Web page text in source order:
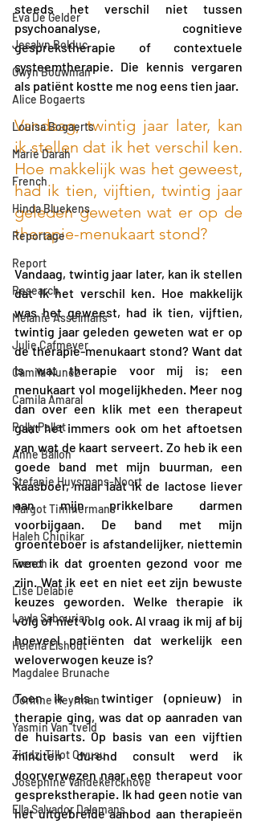
Eva De Gelder
Jesalyn Bolduc
Gwyn Bouwman
Alice Bogaerts
Louisa Bogaerts
Marie Darah
French
Hinda Bluekens
Reportage
Report
Research
Melanie Asselmans
Julie Cafmeyer
Camila Nunez
Camila Amaral
Polly Pollet
Anne Ballon
Stefanie Huysmans-Noort
Margot Timmermans
Haleh Chinikar
French
Lise Delabie
Layla Sabourian
Helena Elshout
Magdalee Brunache
Corinne Heyrman
Yasmin Van 'tveld
Zindzi Tillot Owusu
Joséphine Vandekerckhove
Ella Salvador Dalemans
steeds het verschil niet tussen
psychoanalyse, cognitieve
gesprekstherapie of contextuele
systeemtherapie. Die kennis vergaren
als patiënt kostte me nog eens tien jaar.
Vandaag, twintig jaar later, kan
ik stellen dat ik het verschil ken.
Hoe makkelijk was het geweest,
had ik tien, vijftien, twintig jaar
geleden geweten wat er op de
therapie-menukaart stond?
Vandaag, twintig jaar later, kan ik stellen
dat ik het verschil ken. Hoe makkelijk
was het geweest, had ik tien, vijftien,
twintig jaar geleden geweten wat er op
de therapie-menukaart stond? Want dat
is wat therapie voor mij is; een
menukaart vol mogelijkheden. Meer nog
dan over een klik met een therapeut
gaat het immers ook om het aftoetsen
van wat de kaart serveert. Zo heb ik een
goede band met mijn buurman, een
kaasboer, maar laat ik de lactose liever
aan mijn prikkelbare darmen
voorbijgaan. De band met mijn
groenteboer is afstandelijker, niettemin
weet ik dat groenten gezond voor me
zijn. Wat ik eet en niet eet zijn bewuste
keuzes geworden. Welke therapie ik
volg of niet volg ook. Al vraag ik mij af bij
hoeveel patiënten dat werkelijk een
weloverwogen keuze is?
Toen ik als twintiger (opnieuw) in
therapie ging, was dat op aanraden van
de huisarts. Op basis van een vijftien
minuten durend consult werd ik
doorverwezen naar een therapeut voor
gesprekstherapie. Ik had geen notie van
het uitgebreide aanbod aan therapieën